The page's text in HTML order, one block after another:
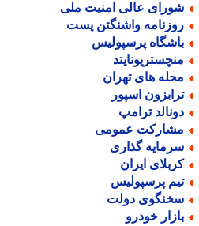
عالی امنیت ملی
واشنگتن پست
پرسپولیس
های تهران
اسپور
ترامپ
عمومی
گذاری
ایران
پرسپولیس
دولت
خودرو